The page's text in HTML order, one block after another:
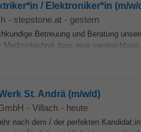
/ Elektroniker*in (m/w/
- stepstone.at - gestern
Betreuung und Beratung
Medizintechnik bzw. eine
St. Andrä (m/w/d)
- Villach - heute
nach dem / der perfekten